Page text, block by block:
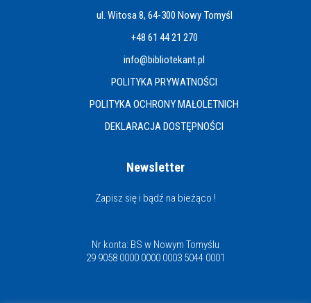
ul. Witosa 8, 64-300 Nowy Tomyśl
+48 61 44 21 270
info@bibliotekant.pl
POLITYKA PRYWATNOŚCI
POLITYKA OCHRONY MAŁOLETNICH
DEKLARACJA DOSTĘPNOŚCI
Newsletter
Zapisz się i bądź na bieżąco !
Nr konta: BS w Nowym Tomyślu
29 9058 0000 0000 0003 5044 0001